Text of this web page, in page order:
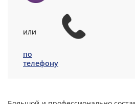
или
по
телефону